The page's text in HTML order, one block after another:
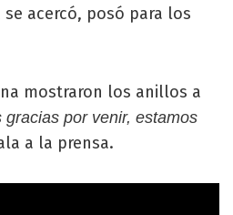
acercó, posó para los
mostraron los anillos a
gracias por venir, estamos
a la prensa.